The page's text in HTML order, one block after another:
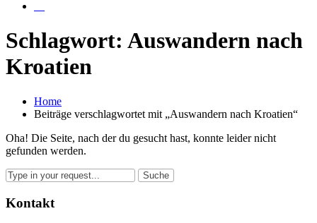
Schlagwort: Auswandern nach
Kroatien
Home
Beiträge verschlagwortet mit „Auswandern nach Kroatien“
Oha! Die Seite, nach der du gesucht hast, konnte leider nicht
gefunden werden.
Kontakt